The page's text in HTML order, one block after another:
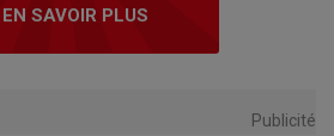
EN SAVOIR PLUS
Publicité